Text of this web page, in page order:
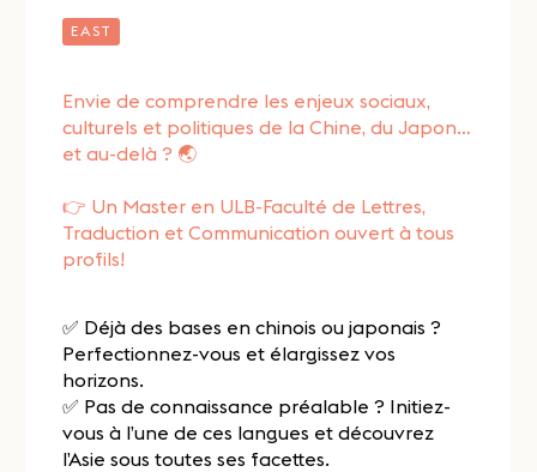
EAST
Envie de comprendre les enjeux sociaux,
culturels et politiques de la Chine, du Japon…
et au-delà ? 🌏
👉 Un Master en ULB-Faculté de Lettres,
Traduction et Communication ouvert à tous
profils!
✅ Déjà des bases en chinois ou japonais ?
Perfectionnez-vous et élargissez vos
horizons.
✅ Pas de connaissance préalable ? Initiez-
vous à l’une de ces langues et découvrez
l’Asie sous toutes ses facettes.